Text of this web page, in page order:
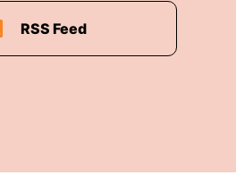
RSS Feed